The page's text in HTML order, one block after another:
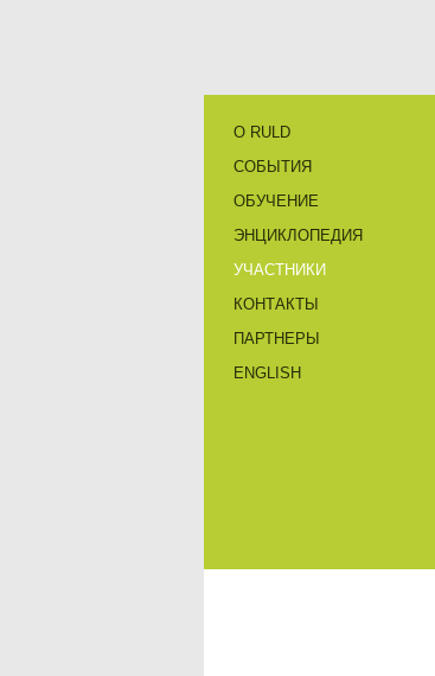
О RULD
СОБЫТИЯ
ОБУЧЕНИЕ
ЭНЦИКЛОПЕДИЯ
УЧАСТНИКИ
КОНТАКТЫ
ПАРТНЕРЫ
ENGLISH